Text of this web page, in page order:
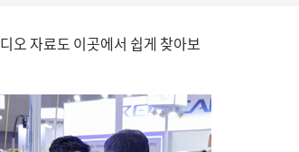
오 자료도 이곳에서 쉽게 찾아보